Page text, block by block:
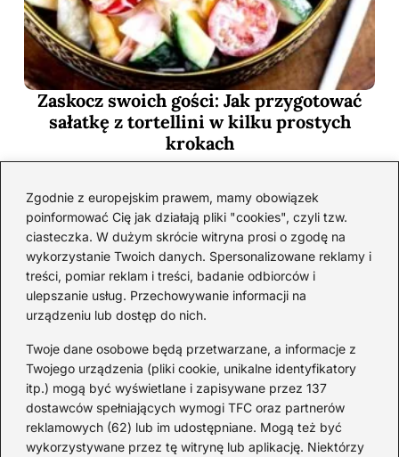
Zgodnie z europejskim prawem, mamy obowiązek
poinformować Cię jak działają pliki "cookies", czyli tzw.
ciasteczka. W dużym skrócie witryna prosi o zgodę na
wykorzystanie Twoich danych. Spersonalizowane reklamy i
treści, pomiar reklam i treści, badanie odbiorców i
ulepszanie usług. Przechowywanie informacji na
urządzeniu lub dostęp do nich.
Twoje dane osobowe będą przetwarzane, a informacje z
Twojego urządzenia (pliki cookie, unikalne identyfikatory
itp.) mogą być wyświetlane i zapisywane przez 137
dostawców spełniających wymogi TFC oraz partnerów
reklamowych (62) lub im udostępniane. Mogą też być
wykorzystywane przez tę witrynę lub aplikację. Niektórzy
Zaskocz swoich gości: Jak przygotować
sałatkę z tortellini w kilku prostych
krokach